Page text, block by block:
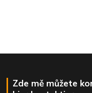
Zde mě můžete